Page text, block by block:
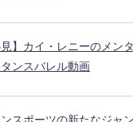
見】カイ・レニーのメン
ンスバレル動画
スポーツの新たなジャ